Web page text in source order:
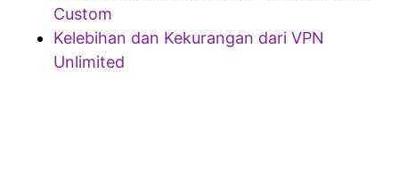
Custom
Kelebihan dan Kekurangan dari VPN
Unlimited